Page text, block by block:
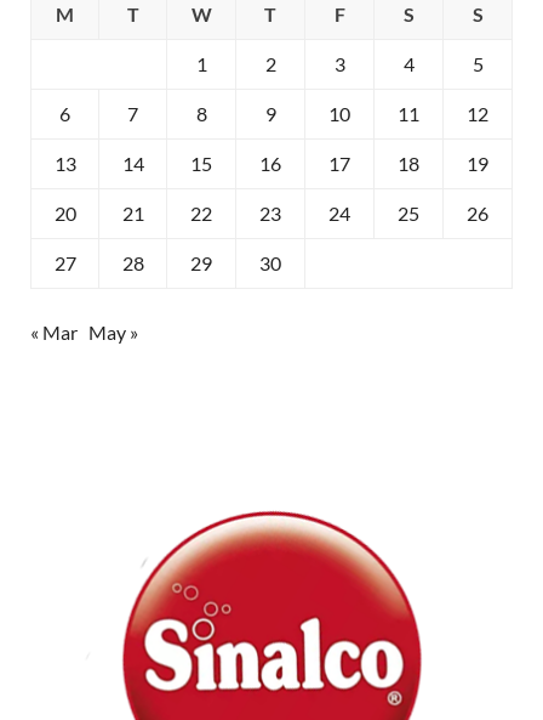
M
T W T F S S
1 2 3 4 5
6 7 8 9 10 11 12
13 14 15 16 17 18 19
20 21 22 23 24 25 26
27 28 29 30
« Mar May »